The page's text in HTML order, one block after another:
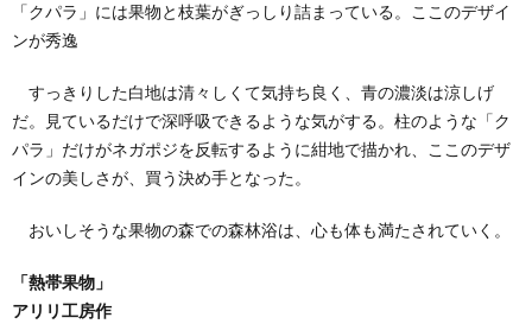
「クパラ」には果物と枝葉がぎっしり詰まっている。ここのデザイ
ンが秀逸
すっきりした白地は清々しくて気持ち良く、青の濃淡は涼しげ
だ。見ているだけで深呼吸できるような気がする。柱のような「ク
パラ」だけがネガポジを反転するように紺地で描かれ、ここのデザ
インの美しさが、買う決め手となった。
おいしそうな果物の森での森林浴は、心も体も満たされていく。
「熱帯果物」
アリリ工房作